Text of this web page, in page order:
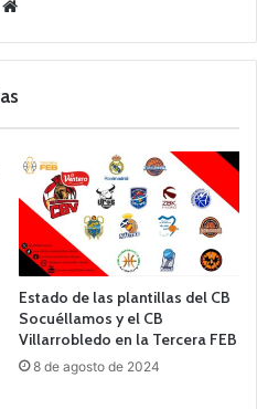
we
Estado de las plantillas del CB
Socuéllamos y el CB
Villarrobledo en la Tercera FEB
8 de agosto de 2024